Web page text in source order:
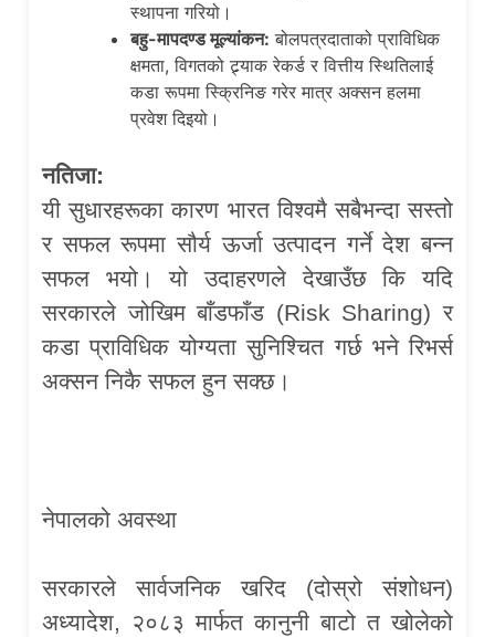
स्थापना गरियो।
बहु-मापदण्ड मूल्यांकन: बोलपत्रदाताको प्राविधिक
क्षमता, विगतको ट्र्याक रेकर्ड र वित्तीय स्थितिलाई
कडा रूपमा स्क्रिनिङ गरेर मात्र अक्सन हलमा
प्रवेश दिइयो।
नतिजा:
यी सुधारहरूका कारण भारत विश्वमै सबैभन्दा सस्तो
र सफल रूपमा सौर्य ऊर्जा उत्पादन गर्ने देश बन्न
सफल भयो। यो उदाहरणले देखाउँछ कि यदि
सरकारले जोखिम बाँडफाँड (Risk Sharing) र
कडा प्राविधिक योग्यता सुनिश्चित गर्छ भने रिभर्स
अक्सन निकै सफल हुन सक्छ।
नेपालको अवस्था
सरकारले सार्वजनिक खरिद (दोस्रो संशोधन)
अध्यादेश, २०८३ मार्फत कानुनी बाटो त खोलेको